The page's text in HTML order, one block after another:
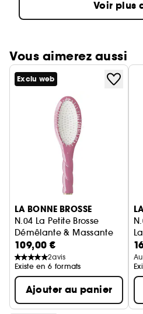
Voir plus
Vous aimerez aussi
Ignorer le carrousel produits
Exclu web
LA BONNE BROSSE
N.04 La Petite Brosse
Démêlante & Massante
La Miracle
109,00 €
2avis
Existe en 6 formats
Ajouter au panier